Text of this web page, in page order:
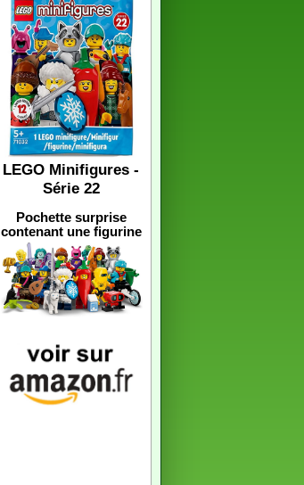
LEGO Minifigures -
Série 22
Pochette surprise
contenant une figurine